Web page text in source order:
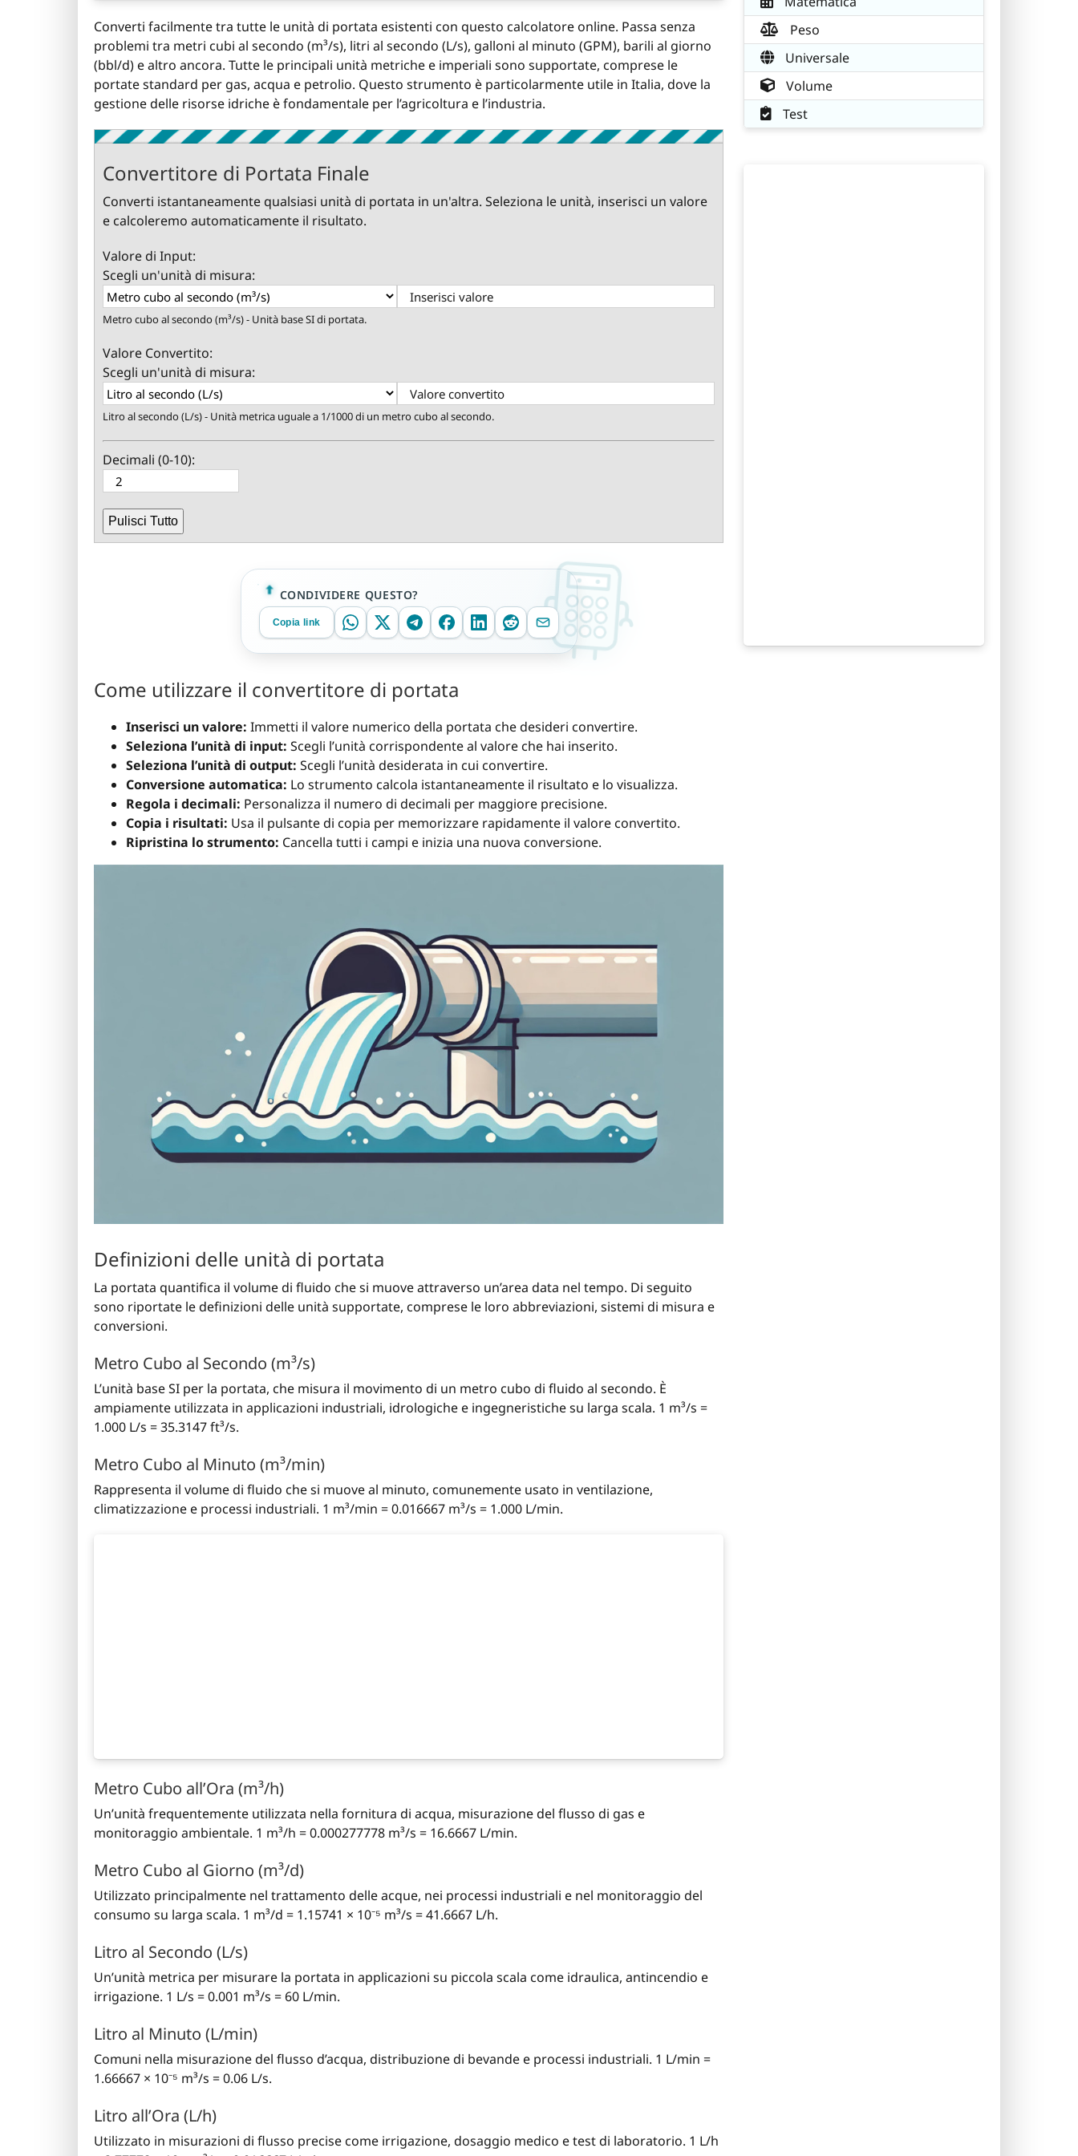
Converti facilmente tra tutte le unità di portata esistenti con questo calcolatore online. Passa senza
problemi tra metri cubi al secondo (m³/s), litri al secondo (L/s), galloni al minuto (GPM), barili al giorno
(bbl/d) e altro ancora. Tutte le principali unità metriche e imperiali sono supportate, comprese le
portate standard per gas, acqua e petrolio. Questo strumento è particolarmente utile in Italia, dove la
gestione delle risorse idriche è fondamentale per l’agricoltura e l’industria.
Convertitore di Portata Finale
Converti istantaneamente qualsiasi unità di portata in un'altra. Seleziona le unità, inserisci un valore
e calcoleremo automaticamente il risultato.
Valore di Input:
Scegli un'unità di misura:
Metro cubo al secondo (m³/s) - Unità base SI di portata.
Valore Convertito:
Scegli un'unità di misura:
Litro al secondo (L/s) - Unità metrica uguale a 1/1000 di un metro cubo al secondo.
Decimali (0-10):
Pulisci Tutto
CONDIVIDERE QUESTO?
Copia link
Come utilizzare il convertitore di portata
Inserisci un valore: Immetti il valore numerico della portata che desideri convertire.
Seleziona l’unità di input: Scegli l’unità corrispondente al valore che hai inserito.
Seleziona l’unità di output: Scegli l’unità desiderata in cui convertire.
Conversione automatica: Lo strumento calcola istantaneamente il risultato e lo visualizza.
Regola i decimali: Personalizza il numero di decimali per maggiore precisione.
Copia i risultati: Usa il pulsante di copia per memorizzare rapidamente il valore convertito.
Ripristina lo strumento: Cancella tutti i campi e inizia una nuova conversione.
Definizioni delle unità di portata
La portata quantifica il volume di fluido che si muove attraverso un’area data nel tempo. Di seguito
sono riportate le definizioni delle unità supportate, comprese le loro abbreviazioni, sistemi di misura e
conversioni.
Metro Cubo al Secondo (m³/s)
L’unità base SI per la portata, che misura il movimento di un metro cubo di fluido al secondo. È
ampiamente utilizzata in applicazioni industriali, idrologiche e ingegneristiche su larga scala. 1 m³/s =
1.000 L/s = 35.3147 ft³/s.
Metro Cubo al Minuto (m³/min)
Rappresenta il volume di fluido che si muove al minuto, comunemente usato in ventilazione,
climatizzazione e processi industriali. 1 m³/min = 0.016667 m³/s = 1.000 L/min.
Metro Cubo all’Ora (m³/h)
Un’unità frequentemente utilizzata nella fornitura di acqua, misurazione del flusso di gas e
monitoraggio ambientale. 1 m³/h = 0.000277778 m³/s = 16.6667 L/min.
Metro Cubo al Giorno (m³/d)
Utilizzato principalmente nel trattamento delle acque, nei processi industriali e nel monitoraggio del
consumo su larga scala. 1 m³/d = 1.15741 × 10⁻⁵ m³/s = 41.6667 L/h.
Litro al Secondo (L/s)
Un’unità metrica per misurare la portata in applicazioni su piccola scala come idraulica, antincendio e
irrigazione. 1 L/s = 0.001 m³/s = 60 L/min.
Litro al Minuto (L/min)
Comuni nella misurazione del flusso d’acqua, distribuzione di bevande e processi industriali. 1 L/min =
1.66667 × 10⁻⁵ m³/s = 0.06 L/s.
Litro all’Ora (L/h)
Utilizzato in misurazioni di flusso precise come irrigazione, dosaggio medico e test di laboratorio. 1 L/h
Peso
Universale
Volume
Test